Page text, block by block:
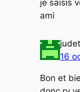
je saisis
ami
judet
16
Bon et